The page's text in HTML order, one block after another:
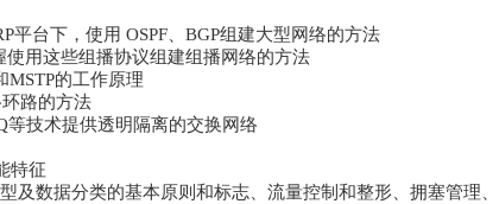
台下，使用 OSPF、BGP组建大型网络的方法
用这些组播协议组建组播网络的方法
的工作原理
路的方法
技术提供透明隔离的交换网络
特征
及数据分类的基本原则和标志、流量控制和整形、拥塞管理